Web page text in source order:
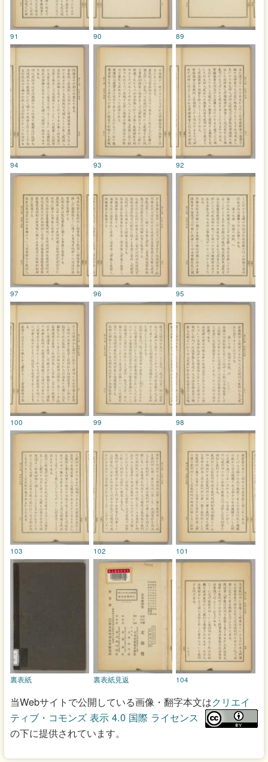
89
90
91
92
93
94
95
96
97
98
99
100
101
102
103
104
裏表紙見返
裏表紙
当Webサイトで公開している画像・翻字本文はクリエイ
ティブ・コモンズ 表示 4.0 国際 ライセンス
の下に提供されています。